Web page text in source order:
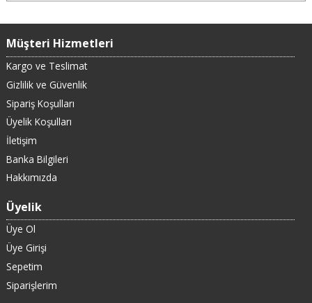
Müşteri Hizmetleri
Kargo ve Teslimat
Gizlilik ve Güvenlik
Sipariş Koşulları
Üyelik Koşulları
İletişim
Banka Bilgileri
Hakkımızda
Üyelik
Üye Ol
Üye Girişi
Sepetim
Siparişlerim